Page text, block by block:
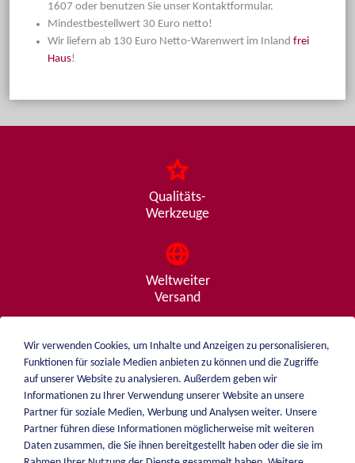
1607 oder benutzen Sie unser Kontaktformular.
Mindestbestellwert 30 Euro netto!
Wir liefern ab 130 Euro Netto-Warenwert im Inland frei
Haus!
Qualitäts-
Werkzeuge
Weltweiter
Versand
Beratung
von A - Z
Wir verwenden Cookies, um Inhalte und Anzeigen zu personalisieren,
Funktionen für soziale Medien anbieten zu können und die Zugriffe
auf unserer Website zu analysieren. Außerdem geben wir
Informationen zu Ihrer Verwendung unserer Website an unsere
Partner für soziale Medien, Werbung und Analysen weiter. Unsere
Partner führen diese Informationen möglicherweise mit weiteren
Daten zusammen, die Sie ihnen bereitgestellt haben oder die sie im